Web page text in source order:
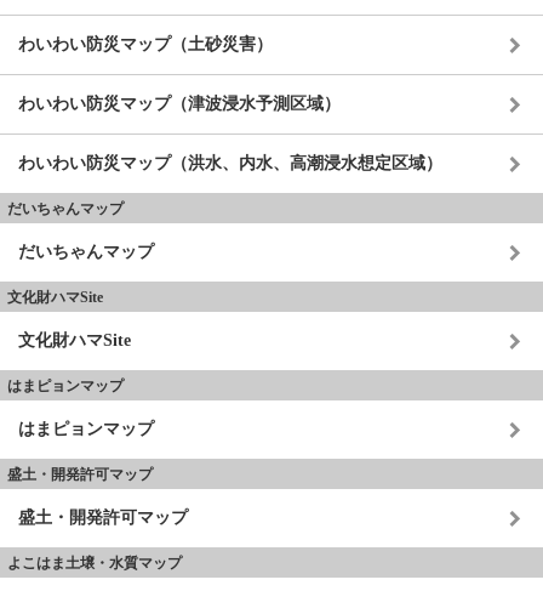
わいわい防災マップ（土砂災害）
わいわい防災マップ（津波浸水予測区域）
わいわい防災マップ（洪水、内水、高潮浸水想定区域）
だいちゃんマップ
だいちゃんマップ
文化財ハマSite
文化財ハマSite
はまピョンマップ
はまピョンマップ
盛土・開発許可マップ
盛土・開発許可マップ
よこはま土壌・水質マップ